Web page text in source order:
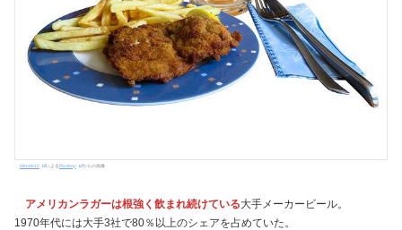
blende12 によるPixabay からの画像
アメリカンラガーは根強く飲まれ続けている大手メーカービール。
1970年代には大手3社で80％以上のシェアを占めていた。